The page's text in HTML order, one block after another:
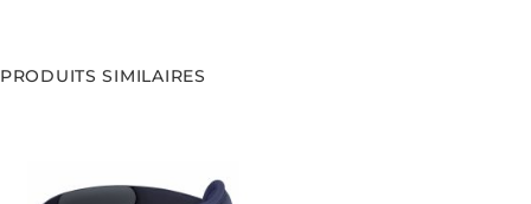
PRODUITS SIMILAIRES